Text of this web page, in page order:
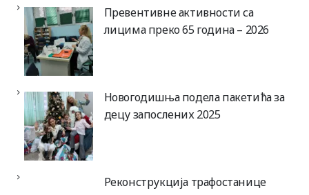
Превентивне активности са
лицима преко 65 година – 2026
Новогодишња подела пакетића за
децу запослених 2025
Реконструкција трафостанице